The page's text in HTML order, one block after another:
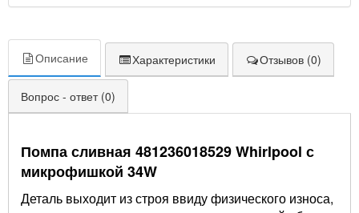
Описание Характеристики Отзывов (0)
Вопрос - ответ (0)
Помпа сливная 481236018529 Whirlpool с
микрофишкой 34W
Деталь выходит из строя ввиду физического износа,